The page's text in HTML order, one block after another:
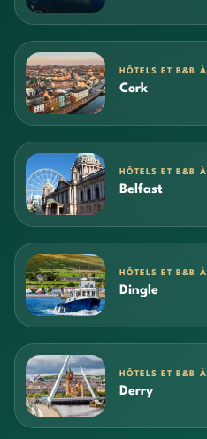
HÔTELS ET B&B À
Cork
HÔTELS ET B&B À
Belfast
HÔTELS ET B&B À
Dingle
HÔTELS ET B&B À
Derry